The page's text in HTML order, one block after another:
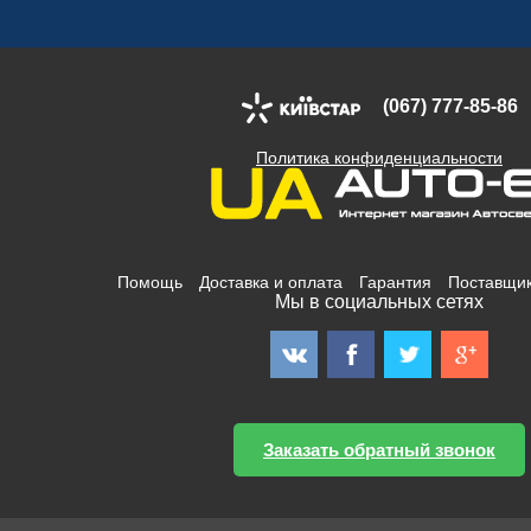
(067) 777-85-86
Политика конфиденциальности
Помощь Доставка и оплата Гарантия
Мы в социальных сетях
Заказать обратный звонок